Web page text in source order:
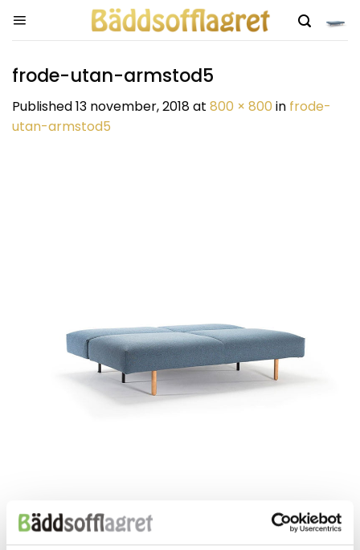
frode-utan-armstod5
Published13 november, 2018at 800 × 800 in frode-
utan-armstod5
Both comments and trackbacks are currently closed.